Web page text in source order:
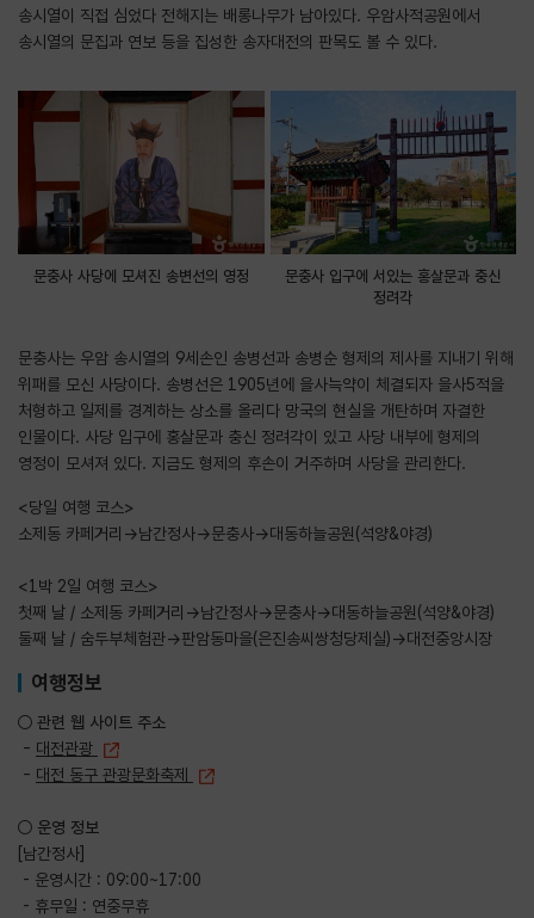
송시열이 직접 심었다 전해지는 배롱나무가 남아있다. 우암사적공원에서
송시열의 문집과 연보 등을 집성한 송자대전의 판목도 볼 수 있다.
문충사 사당에 모셔진 송변선의 영정
문충사 입구에 서있는 홍살문과 충신
정려각
문충사는 우암 송시열의 9세손인 송병선과 송병순 형제의 제사를 지내기 위해
위패를 모신 사당이다. 송병선은 1905년에 을사늑약이 체결되자 을사5적을
처형하고 일제를 경계하는 상소를 올리다 망국의 현실을 개탄하며 자결한
인물이다. 사당 입구에 홍살문과 충신 정려각이 있고 사당 내부에 형제의
영정이 모셔져 있다. 지금도 형제의 후손이 거주하며 사당을 관리한다.
<당일 여행 코스>
소제동 카페거리→남간정사→문충사→대동하늘공원(석양&야경)
<1박 2일 여행 코스>
첫째 날 / 소제동 카페거리→남간정사→문충사→대동하늘공원(석양&야경)
둘째 날 / 숨두부체험관→판암동마을(은진송씨쌍청당제실)→대전중앙시장
여행정보
○ 관련 웹 사이트 주소
- 대전관광
- 대전 동구 관광문화축제
○ 운영 정보
[남간정사]
- 운영시간 : 09:00~17:00
- 휴무일 : 연중무휴